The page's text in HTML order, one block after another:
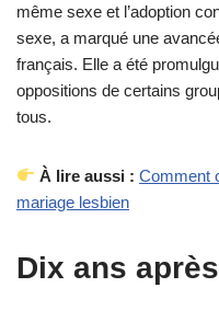
même sexe et l’adoption
sexe, a marqué une
français. Elle a été
oppositions de certains
tous.
À lire aussi : Comment
mariage lesbien
Dix ans